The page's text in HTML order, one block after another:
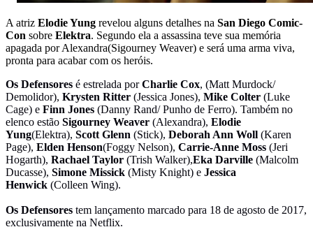
A atriz Elodie Yung revelou alguns detalhes na San Diego Comic-
Con sobre Elektra. Segundo ela a assassina teve sua memória
apagada por Alexandra(Sigourney Weaver) e será uma arma viva,
pronta para acabar com os heróis.
Os Defensores é estrelada porCharlie Cox, (Matt Murdock/
Demolidor), Krysten Ritter (Jessica Jones), Mike Colter (Luke
Cage) e Finn Jones (Danny Rand/ Punho de Ferro). Também no
elenco estão Sigourney Weaver (Alexandra), Elodie
Yung(Elektra), Scott Glenn (Stick), Deborah Ann Woll (Karen
Page), Elden Henson(Foggy Nelson), Carrie-Anne Moss (Jeri
Hogarth), Rachael Taylor (Trish Walker),Eka Darville (Malcolm
Ducasse), Simone Missick (Misty Knight) e Jessica
Henwick (Colleen Wing).
Os Defensores tem lançamento marcado para 18 de agosto de 2017,
exclusivamente na Netflix.